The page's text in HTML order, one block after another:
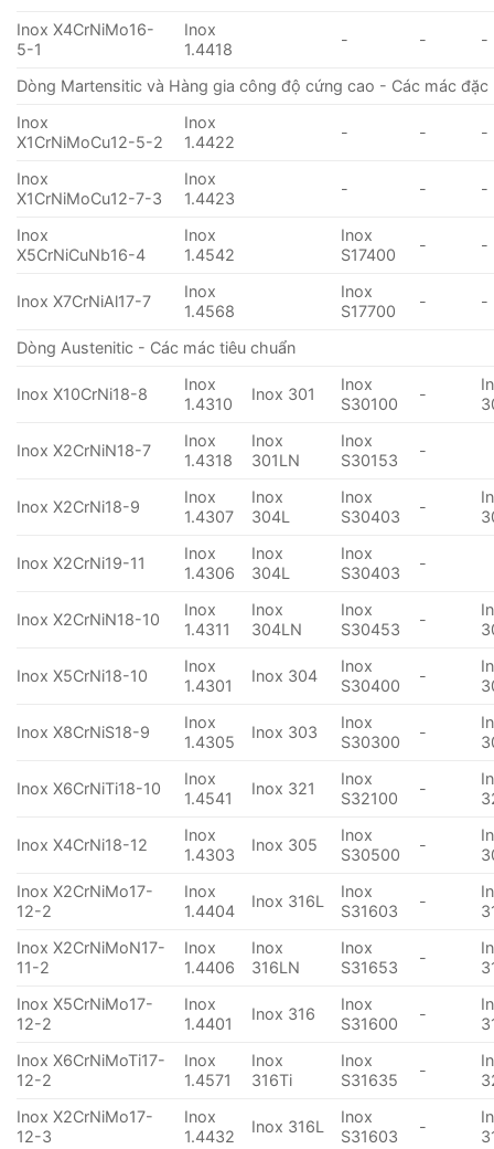
Inox X4CrNiMo16-
5-1
Inox
1.4418
- - -
Dòng Martensitic và Hàng gia công độ cứng cao - Các mác đặc
Inox
X1CrNiMoCu12-5-2
Inox
1.4422
- - -
Inox
X1CrNiMoCu12-7-3
Inox
1.4423
- - -
Inox
X5CrNiCuNb16-4
Inox
1.4542
Inox
S17400
- -
Inox X7CrNiAl17-7
Inox
1.4568
Inox
S17700
- -
Dòng Austenitic - Các mác tiêu chuẩn
Inox X10CrNi18-8
Inox
1.4310
Inox 301
Inox
S30100
-
Inox X2CrNiN18-7
Inox
1.4318
Inox
301LN
Inox
S30153
-
Inox X2CrNi18-9
Inox
1.4307
Inox
304L
Inox
S30403
-
Inox X2CrNi19-11
Inox
1.4306
Inox
304L
Inox
S30403
-
Inox X2CrNiN18-10
Inox
1.4311
Inox
304LN
Inox
S30453
-
Inox X5CrNi18-10
Inox
1.4301
Inox 304
Inox
S30400
-
Inox X8CrNiS18-9
Inox
1.4305
Inox 303
Inox
S30300
-
Inox X6CrNiTi18-10
Inox
1.4541
Inox 321
Inox
S32100
-
Inox X4CrNi18-12
Inox
1.4303
Inox 305
Inox
S30500
-
Inox X2CrNiMo17-
12-2
Inox
1.4404
Inox 316L
Inox
S31603
-
Inox X2CrNiMoN17-
11-2
Inox
1.4406
Inox
316LN
Inox
S31653
-
Inox X5CrNiMo17-
12-2
Inox
1.4401
Inox 316
Inox
S31600
-
Inox X6CrNiMoTi17-
12-2
Inox
1.4571
Inox
316Ti
Inox
S31635
-
Inox X2CrNiMo17-
12-3
Inox
1.4432
Inox 316L
Inox
S31603
-